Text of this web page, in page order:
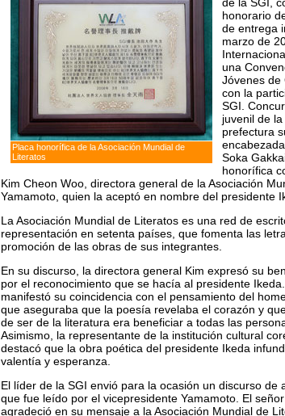
Placa honorífica de la Asociación Mundial de
Literatos
honorario
de entrega
marzo de
una
Jóvenes de
con la
SGI.
juvenil de la
prefectura
Soka
honorífica
Kim Cheon Woo, directora general de la Asociación
Yamamoto, quien la aceptó en nombre del presidente
La Asociación Mundial de Literatos es una red de
representación en setenta países, que fomenta las
promoción de las obras de sus integrantes.
En su discurso, la directora general Kim expresó su
por el reconocimiento que se hacía al presidente
manifestó su coincidencia con el pensamiento del
que aseguraba que la poesía revelaba el corazón y
de ser de la literatura era beneficiar a todas las
Asimismo, la representante de la institución cultural
destacó que la obra poética del presidente Ikeda
valentía y esperanza.
El líder de la SGI envió para la ocasión un discurso de
que fue leído por el vicepresidente Yamamoto. El
agradeció en su mensaje a la Asociación Mundial de